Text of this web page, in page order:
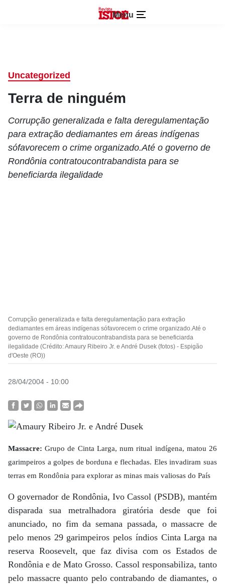
Menu
Uncategorized
Terra de ninguém
Corrupção generalizada e falta deregulamentação
para extração dediamantes em áreas indígenas
sófavorecem o crime organizado.Até o governo de
Rondônia contratoucontrabandista para se
beneficiarda ilegalidade
Corrupção generalizada e falta deregulamentação para extração
dediamantes em áreas indígenas sófavorecem o crime organizado.Até o
governo de Rondônia contratoucontrabandista para se beneficiarda
ilegalidade (Crédito: Amaury Ribeiro Jr. e André Dusek (fotos) - Espigão
d'Oeste (RO))
28/04/2004 - 10:00
Massacre: Grupo de Cinta Larga, num ritual indígena, matou 26
garimpeiros a golpes de borduna e flechadas. Eles invadiram suas
terras em Rondônia para explorar as minas mais valiosas do País
O governador de Rondônia, Ivo Cassol (PSDB), mantém
disparada sua metralhadora giratória desde que foi
anunciado, no fim da semana passada, o massacre de
pelo menos 29 garimpeiros pelos índios Cinta Larga na
reserva Roosevelt, que faz divisa com os Estados de
Rondônia e de Mato Grosso. Cassol responsabiliza, tanto
pelo massacre quanto pelo contrabando de diamantes, o